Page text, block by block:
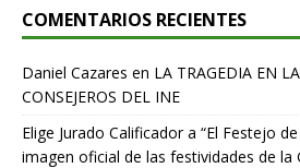
COMENTARIOS RECIENTES
Daniel Cazares en LA TRAGEDIA EN
CONSEJEROS DEL INE
Elige Jurado Calificador a “El Festejo
imagen oficial de las festividades de la